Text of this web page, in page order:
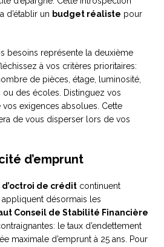
d’établir un budget réaliste pour
besoins représente la deuxième
à vos critères prioritaires:
de pièces, étage, luminosité,
des écoles. Distinguez vos
exigences absolues. Cette
de vous disperser lors de vos
d’emprunt
de crédit continuent
appliquent désormais les
Conseil de Stabilité Financière
le taux d’endettement
maximale d’emprunt à 25 ans. Pour